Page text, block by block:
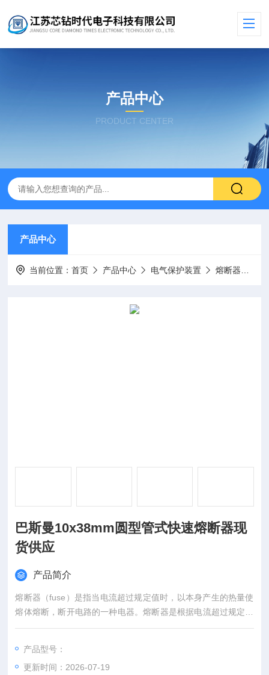
产品中心
PRODUCT CENTER
产品中心
当前位置：首页 产品中心 电气保护装置 熔断器
巴斯曼10x38mm圆型管式快速熔断器现
货供应
产品简介
熔断器（fuse）是指当电流超过规定值时，以本身产生的热量使
熔体熔断，断开电路的一种电器。熔断器是根据电流超过规定值
一段时间后，以其自身产生的热量使熔体熔化，从而使电路断
低压配电系统和控制系统以及用电设备中，作为短路和过电流的
保护器，是应用普遍的保护器件之一。巴斯曼10x38mm圆型管
产品型号：
更新时间：2026-07-19